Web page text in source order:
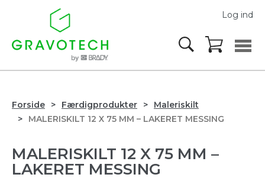
Log ind
Forside Færdigprodukter
Maleriskilt
MALERISKILT 12 X 75 MM – LAKERET MESSING
MALERISKILT 12 X 75 MM –
LAKERET MESSING